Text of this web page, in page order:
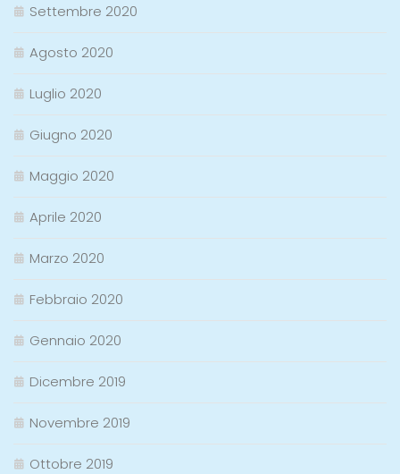
Settembre 2020
Agosto 2020
Luglio 2020
Giugno 2020
Maggio 2020
Aprile 2020
Marzo 2020
Febbraio 2020
Gennaio 2020
Dicembre 2019
Novembre 2019
Ottobre 2019